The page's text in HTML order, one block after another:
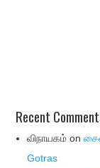
Recent
விநாயகம் on
Gotras